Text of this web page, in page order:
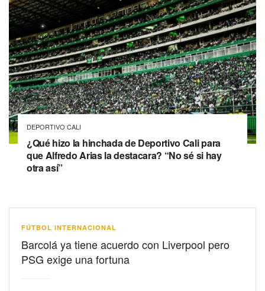
DEPORTIVO CALI
¿Qué hizo la hinchada de Deportivo Cali para
que Alfredo Arias la destacara? “No sé si hay
otra así”
FÚTBOL INTERNACIONAL
Barcolá ya tiene acuerdo con Liverpool pero
PSG exige una fortuna